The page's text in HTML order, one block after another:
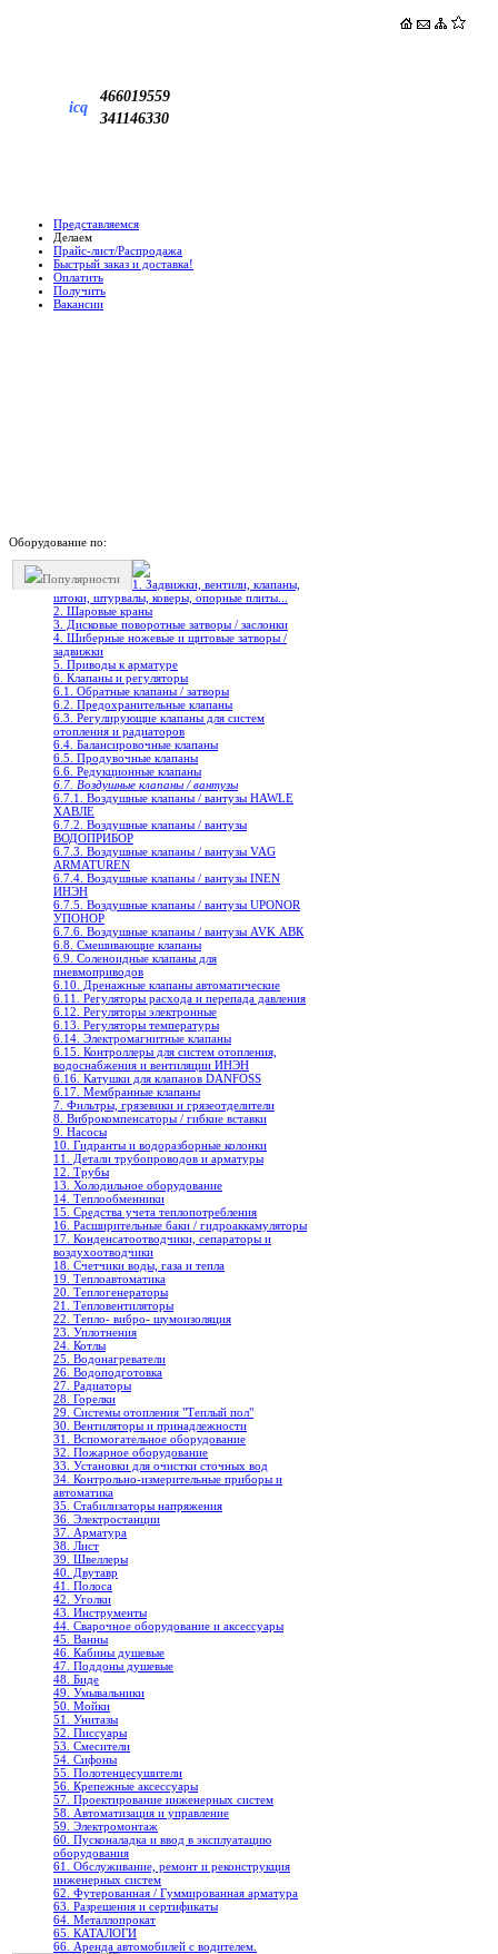
icq
466019559
341146330
Представляемся
Делаем
Прайс-лист/Распродажа
Быстрый заказ и доставка!
Оплатить
Получить
Вакансии
Оборудование по:
Популярности
1. Задвижки, вентили, клапаны,
штоки, штурвалы, коверы, опорные плиты...
2. Шаровые краны
3. Дисковые поворотные затворы / заслонки
4. Шиберные ножевые и щитовые затворы /
задвижки
5. Приводы к арматуре
6. Клапаны и регуляторы
6.1. Обратные клапаны / затворы
6.2. Предохранительные клапаны
6.3. Регулирующие клапаны для систем
отопления и радиаторов
6.4. Балансировочные клапаны
6.5. Продувочные клапаны
6.6. Редукционные клапаны
6.7. Воздушные клапаны / вантузы
6.7.1. Воздушные клапаны / вантузы HAWLE
ХАВЛЕ
6.7.2. Воздушные клапаны / вантузы
ВОДОПРИБОР
6.7.3. Воздушные клапаны / вантузы VAG
ARMATUREN
6.7.4. Воздушные клапаны / вантузы INEN
ИНЭН
6.7.5. Воздушные клапаны / вантузы UPONOR
УПОНОР
6.7.6. Воздушные клапаны / вантузы AVK АВК
6.8. Смешивающие клапаны
6.9. Соленоидные клапаны для
пневмоприводов
6.10. Дренажные клапаны автоматические
6.11. Регуляторы расхода и перепада давления
6.12. Регуляторы электронные
6.13. Регуляторы температуры
6.14. Электромагнитные клапаны
6.15. Контроллеры для систем отопления,
водоснабжения и вентиляции ИНЭН
6.16. Катушки для клапанов DANFOSS
6.17. Мембранные клапаны
7. Фильтры, грязевики и грязеотделители
8. Виброкомпенсаторы / гибкие вставки
9. Насосы
10. Гидранты и водоразборные колонки
11. Детали трубопроводов и арматуры
12. Трубы
13. Холодильное oборудование
14. Теплообменники
15. Средства учета теплопотребления
16. Расширительные баки / гидроаккамуляторы
17. Конденсатоотводчики, сепараторы и
воздухоотводчики
18. Счетчики воды, газа и тепла
19. Теплоавтоматика
20. Теплогенераторы
21. Тепловентиляторы
22. Тепло- вибро- шумоизоляция
23. Уплотнения
24. Котлы
25. Водонагреватели
26. Водоподготовка
27. Радиаторы
28. Горелки
29. Системы отопления "Теплый пол"
30. Вентиляторы и принадлежности
31. Вспомогательное оборудование
32. Пожарное оборудование
33. Установки для очистки сточных вод
34. Контрольно-измерительные приборы и
автоматика
35. Стабилизаторы напряжения
36. Электростанции
37. Арматура
38. Лист
39. Швеллеры
40. Двутавр
41. Полоса
42. Уголки
43. Инструменты
44. Сварочное оборудование и аксессуары
45. Ванны
46. Кабины душевые
47. Поддоны душевые
48. Биде
49. Умывальники
50. Мойки
51. Унитазы
52. Писсуары
53. Смесители
54. Сифоны
55. Полотенцесушители
56. Крепежные аксессуары
57. Проектирование инженерных систем
58. Автоматизация и управление
59. Электромонтаж
60. Пусконаладка и ввод в эксплуатацию
оборудования
61. Обслуживание, ремонт и реконструкция
инженерных систем
62. Футерованная / Гуммированная арматура
63. Разрешения и сертификаты
64. Металлопрокат
65. КАТАЛОГИ
66. Аренда автомобилей с водителем.